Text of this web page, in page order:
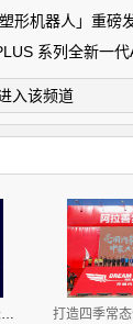
形机器人」重磅
系列全新一
入该频道
打造四季常